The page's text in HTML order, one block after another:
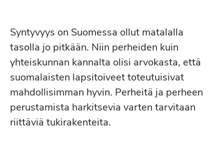
yksilöllinen hoitosuunnitelma, jonka
toteutumista ja hoidon vaikuttavuutta
seurataan. Suunnitelman tulee
määritellä hoidon tavoitteet,
toteutustapa ja arviointi. Velvoitteen
tarkoituksena onvahvistaa psykiatrisen
erikoissairaanhoidon laatua ja
Syntyvyys on Suomessa ollut matalalla
tasolla jo pitkään. Niin perheiden kuin
yhteiskunnan kannalta olisi arvokasta, että
suomalaisten lapsitoiveet toteutuisivat
mahdollisimman hyvin. Perheitä ja perheen
perustamista harkitsevia varten tarvitaan
riittäviä tukirakenteita.